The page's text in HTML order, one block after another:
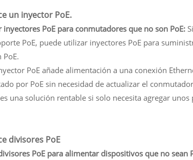
un inyector PoE.
inyectores PoE para conmutadores que no son PoE:
PoE, puede utilizar inyectores PoE para
PoE.
PoE añade alimentación a una conexión
por PoE sin necesidad de actualizar el
una solución rentable si solo necesita agregar unos
divisores PoE
PoE para alimentar dispositivos que no sean